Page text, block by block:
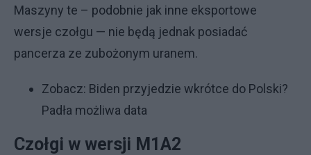
Maszyny te – podobnie jak inne eksportowe
wersje czołgu — nie będą jednak posiadać
pancerza ze zubożonym uranem.
Zobacz: Biden przyjedzie wkrótce do Polski?
Padła możliwa data
Czołgi w wersji M1A2